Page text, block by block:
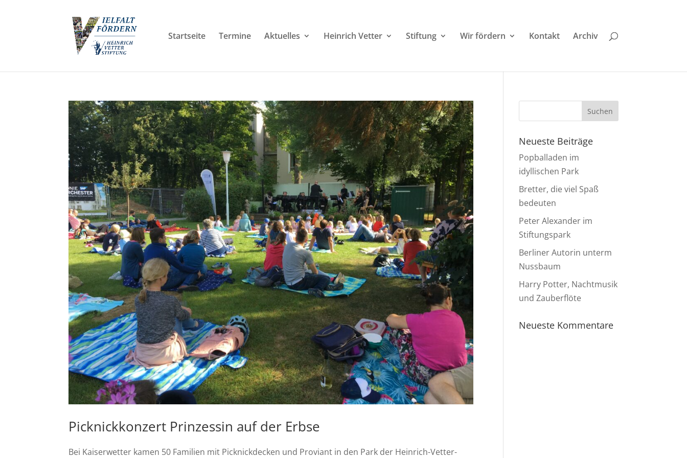
Startseite Termine Aktuelles Heinrich Vetter Stiftung Wir fördern Kontakt Archiv
Picknickkonzert Prinzessin auf der Erbse
Bei Kaiserwetter kamen 50 Familien mit Picknickdecken und Proviant in den Park der Heinrich-Vetter-
Neueste Beiträge
Popballaden im
idyllischen Park
Bretter, die viel Spaß
bedeuten
Peter Alexander im
Stiftungspark
Berliner Autorin unterm
Nussbaum
Harry Potter, Nachtmusik
und Zauberflöte
Neueste Kommentare